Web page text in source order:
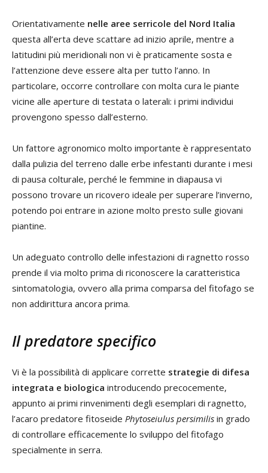
Orientativamente nelle aree serricole del Nord Italia
questa all’erta deve scattare ad inizio aprile, mentre a
latitudini più meridionali non vi è praticamente sosta e
l’attenzione deve essere alta per tutto l’anno. In
particolare, occorre controllare con molta cura le piante
vicine alle aperture di testata o laterali: i primi individui
provengono spesso dall’esterno.
Un fattore agronomico molto importante è rappresentato
dalla pulizia del terreno dalle erbe infestanti durante i mesi
di pausa colturale, perché le femmine in diapausa vi
possono trovare un ricovero ideale per superare l’inverno,
potendo poi entrare in azione molto presto sulle giovani
piantine.
Un adeguato controllo delle infestazioni di ragnetto rosso
prende il via molto prima di riconoscere la caratteristica
sintomatologia, ovvero alla prima comparsa del fitofago se
non addirittura ancora prima.
Il predatore specifico
Vi è la possibilità di applicare corrette strategie di difesa
integrata e biologica introducendo precocemente,
appunto ai primi rinvenimenti degli esemplari di ragnetto,
l’acaro predatore fitoseide Phytoseiulus persimilis in grado
di controllare efficacemente lo sviluppo del fitofago
specialmente in serra.